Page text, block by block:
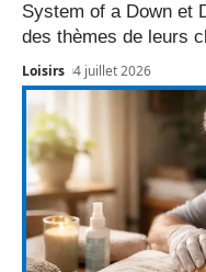
System of a Down et
des thèmes de leurs
Loisirs 4 juillet 2026